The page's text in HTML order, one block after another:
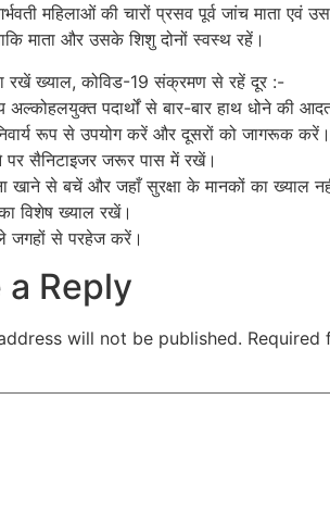
महिलाओं की चारों प्रसव पूर्व जांच माता
माता और उसके शिशु दोनों स्वस्थ रहें।
रखें ख्याल, कोविड-19 संक्रमण से रहें दूर :-
अल्कोहलयुक्त पदार्थों से बार-बार हाथ धोने की
रूप से उपयोग करें और दूसरों को जागरूक करें।
पर सैनिटाइजर जरूर पास में रखें।
खाने से बचें और जहाँ सुरक्षा के मानकों का ख्याल
विशेष ख्याल रखें।
जगहों से परहेज करें।
a Reply
will not be published. Required